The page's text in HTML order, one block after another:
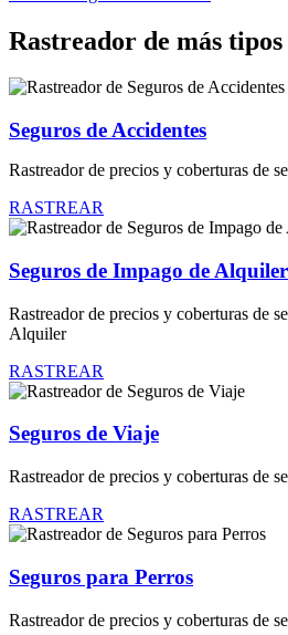
Rastreador de más tipos
Seguros de Accidentes
Rastreador de precios y coberturas de
RASTREAR
Seguros de Impago de Alquiler
Rastreador de precios y coberturas de
Alquiler
RASTREAR
Seguros de Viaje
Rastreador de precios y coberturas de
RASTREAR
Seguros para Perros
Rastreador de precios y coberturas de